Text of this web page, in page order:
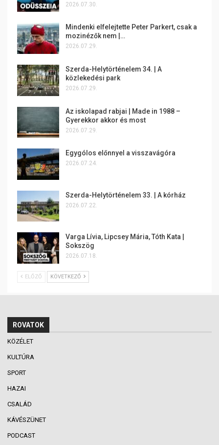
2026.07.30.
Mindenki elfelejtette Peter Parkert, csak a
mozinézők nem |…
2026.07.29.
Szerda-Helytörténelem 34. | A
közlekedési park
2026.07.29.
Az iskolapad rabjai | Made in 1988 –
Gyerekkor akkor és most
2026.07.29.
Egygólos előnnyel a visszavágóra
2026.07.24.
Szerda-Helytörténelem 33. | A kórház
2026.07.22.
Varga Lívia, Lipcsey Mária, Tóth Kata |
Sokszög
2026.07.18.
ELŐZŐ KÖVETKEZŐ
ROVATOK
KÖZÉLET
KULTÚRA
SPORT
HAZAI
CSALÁD
KÁVÉSZÜNET
PODCAST